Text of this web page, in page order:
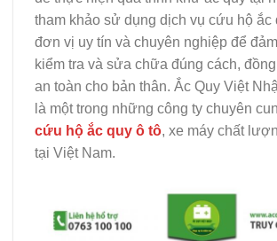
tham khảo sử dụng dịch vụ cứu hộ ắc
đơn vị uy tín và chuyên nghiệp để
kiểm tra và sửa chữa đúng cách,
an toàn cho bản thân. Ắc Quy Việt
là một trong những công ty chuyên
cứu hộ ắc quy ô tô, xe máy chất
tại Việt Nam.